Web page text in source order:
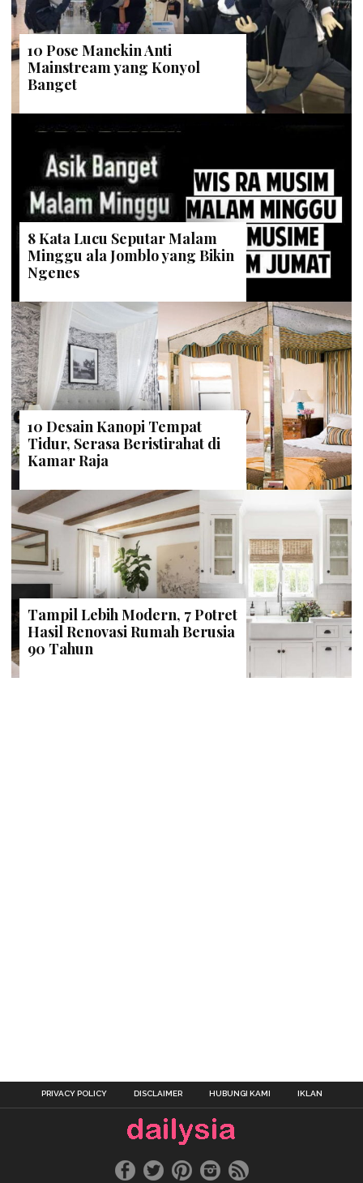
10 Pose Manekin Anti
Mainstream yang Konyol
Banget
8 Kata Lucu Seputar Malam
Minggu ala Jomblo yang Bikin
Ngenes
10 Desain Kanopi Tempat
Tidur, Serasa Beristirahat di
Kamar Raja
Tampil Lebih Modern, 7 Potret
Hasil Renovasi Rumah Berusia
90 Tahun
PRIVACY POLICY DISCLAIMER HUBUNGI KAMI IKLAN